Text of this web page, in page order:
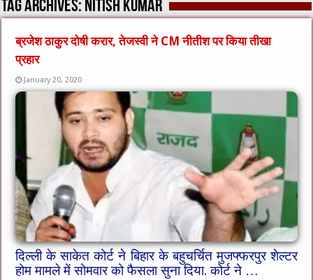
Tag Archives: nitish kumar
ब्रजेश ठाकुर दोषी करार, तेजस्वी ने CM नीतीश पर किया तीखा
प्रहार
January 20, 2020
दिल्ली के साकेत कोर्ट ने बिहार के बहुचर्चित मुजफ्फरपुर शेल्टर
होम मामले में सोमवार को फैसला सुना दिया. कोर्ट ने …